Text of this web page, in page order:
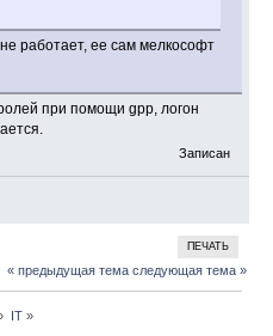
работает, ее сам мелкософт
при помощи gpp, логон
Записан
ПЕЧАТЬ
« предыдущая тема следующая тема »
IT»